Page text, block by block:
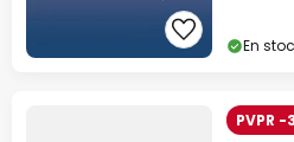
En
PVPR